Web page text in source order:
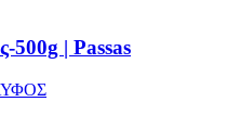
500g | Passas